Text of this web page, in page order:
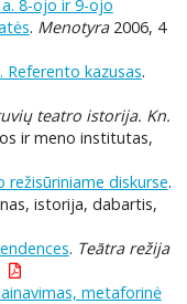
8-ojo ir 9-ojo
. Menotyra2006, 4
kazusas.
teatro istorija. Kn.
ir meno institutas,
režisūriniame diskurse.
istorija, dabartis,
. Teātra režija
metaforinė